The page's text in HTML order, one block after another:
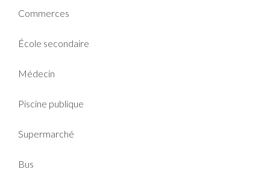
Commerces
École secondaire
Médecin
Piscine publique
Supermarché
Bus